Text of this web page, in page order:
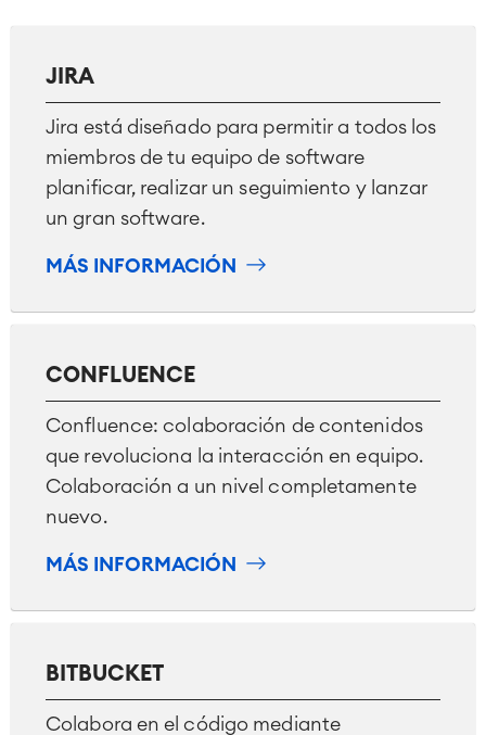
JIRA
Jira está diseñado para permitir a todos los
miembros de tu equipo de software
planificar, realizar un seguimiento y lanzar
un gran software.
MÁS INFORMACIÓN
CONFLUENCE
Confluence: colaboración de contenidos
que revoluciona la interacción en equipo.
Colaboración a un nivel completamente
nuevo.
MÁS INFORMACIÓN
BITBUCKET
Colabora en el código mediante